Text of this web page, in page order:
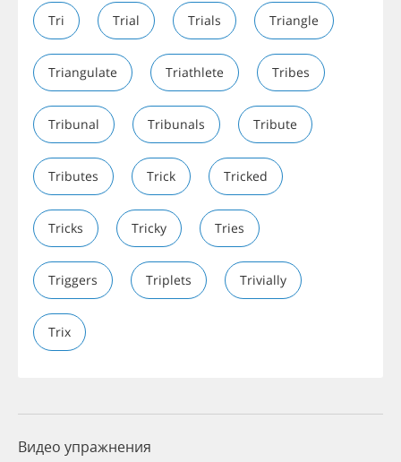
Tri Trial Trials Triangle
Triangulate Triathlete Tribes
Tribunal Tribunals Tribute
Tributes Trick Tricked
Tricks Tricky Tries
Triggers Triplets Trivially
Trix
Видео упражнения